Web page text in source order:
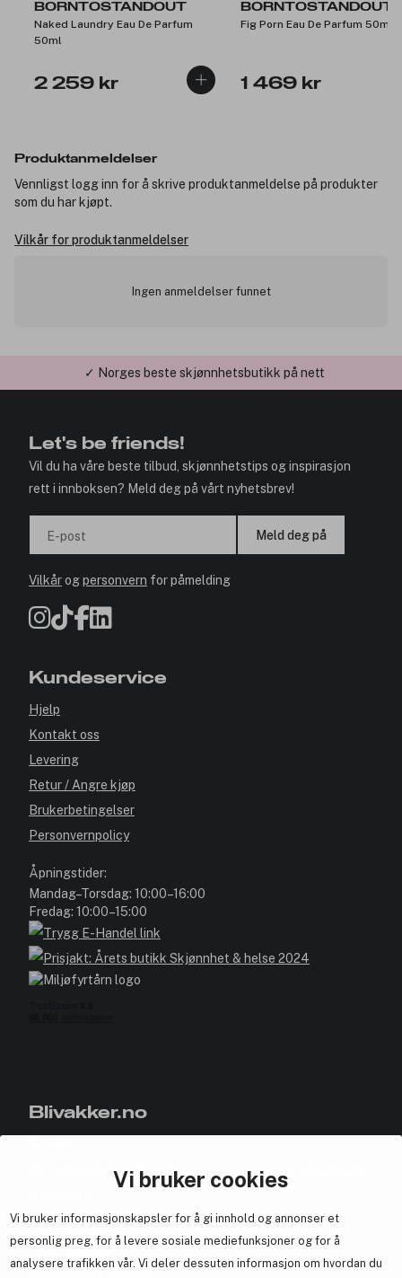
Vi bruker cookies
Vi bruker informasjonskapsler for å gi innhold og annonser et
personlig preg, for å levere sosiale mediefunksjoner og for å
analysere trafikken vår. Vi deler dessuten informasjon om hvordan du
BORNTOSTANDOUT
Naked Laundry Eau De Parfum
50ml
2 259 kr
BORNTOSTANDOUT
Fig Porn Eau De Parfum 50ml
1 469 kr
Produktanmeldelser
Vennligst logg inn for å skrive produktanmeldelse på produkter
som du har kjøpt.
Vilkår for produktanmeldelser
Ingen anmeldelser funnet
✓ Årets Nettbutikk 2026 og 2025
Let's be friends!
Vil du ha våre beste tilbud, skjønnhetstips og inspirasjon
rett i innboksen? Meld deg på vårt nyhetsbrev!
E-post Meld deg på
Vilkårogpersonvern for påmelding
Kundeservice
Hjelp
Kontakt oss
Levering
Retur / Angre kjøp
Brukerbetingelser
Personvernpolicy
Åpningstider:
Mandag–Torsdag: 10:00–16:00
Fredag: 10:00–15:00
Blivakker.no
Bli medlem helt gratis - få poeng og eksklusive rabattkoder.
Samarbeid med oss